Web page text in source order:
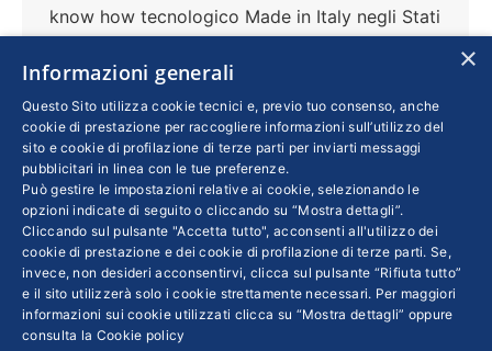
know how tecnologico Made in Italy negli Stati
strategiche per sviluppare reti stabili di
dialogo tra centri tecnologici e strutture
internazionali. Tre le autorevoli firme: il
presidente della Piccola Industria di
Confindustria Piemonte Gabriella Bocca, il
rettore del Politecnico di Torino Guido
Saracco e il presidente della Miami Scientific
Italian Community Fabio De Furia
×
Informazioni generali
Questo Sito utilizza cookie tecnici e, previo tuo consenso, anche
cookie di prestazione per raccogliere informazioni sull’utilizzo del
sito e cookie di profilazione di terze parti per inviarti messaggi
pubblicitari in linea con le tue preferenze.
Può gestire le impostazioni relative ai cookie, selezionando le
opzioni indicate di seguito o cliccando su “Mostra dettagli”.
Cliccando sul pulsante "Accetta tutto", acconsenti all'utilizzo dei
cookie di prestazione e dei cookie di profilazione di terze parti. Se,
invece, non desideri acconsentirvi, clicca sul pulsante “Rifiuta tutto”
e il sito utilizzerà solo i cookie strettamente necessari. Per maggiori
informazioni sui cookie utilizzati clicca su “Mostra dettagli” oppure
consulta la Cookie policy